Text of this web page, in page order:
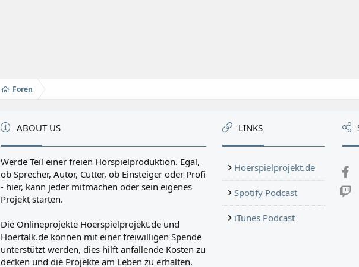
Foren
ABOUT US
Werde Teil einer freien Hörspielproduktion. Egal,
ob Sprecher, Autor, Cutter, ob Einsteiger oder Profi
- hier, kann jeder mitmachen oder sein eigenes
Projekt starten.
Die Onlineprojekte Hoerspielprojekt.de und
Hoertalk.de können mit einer freiwilligen Spende
unterstützt werden, dies hilft anfallende Kosten zu
decken und die Projekte am Leben zu erhalten.
LINKS
Hoerspielprojekt.de
Spotify Podcast
iTunes Podcast